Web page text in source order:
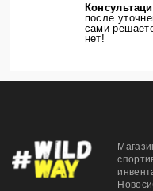
после
сами
нет!